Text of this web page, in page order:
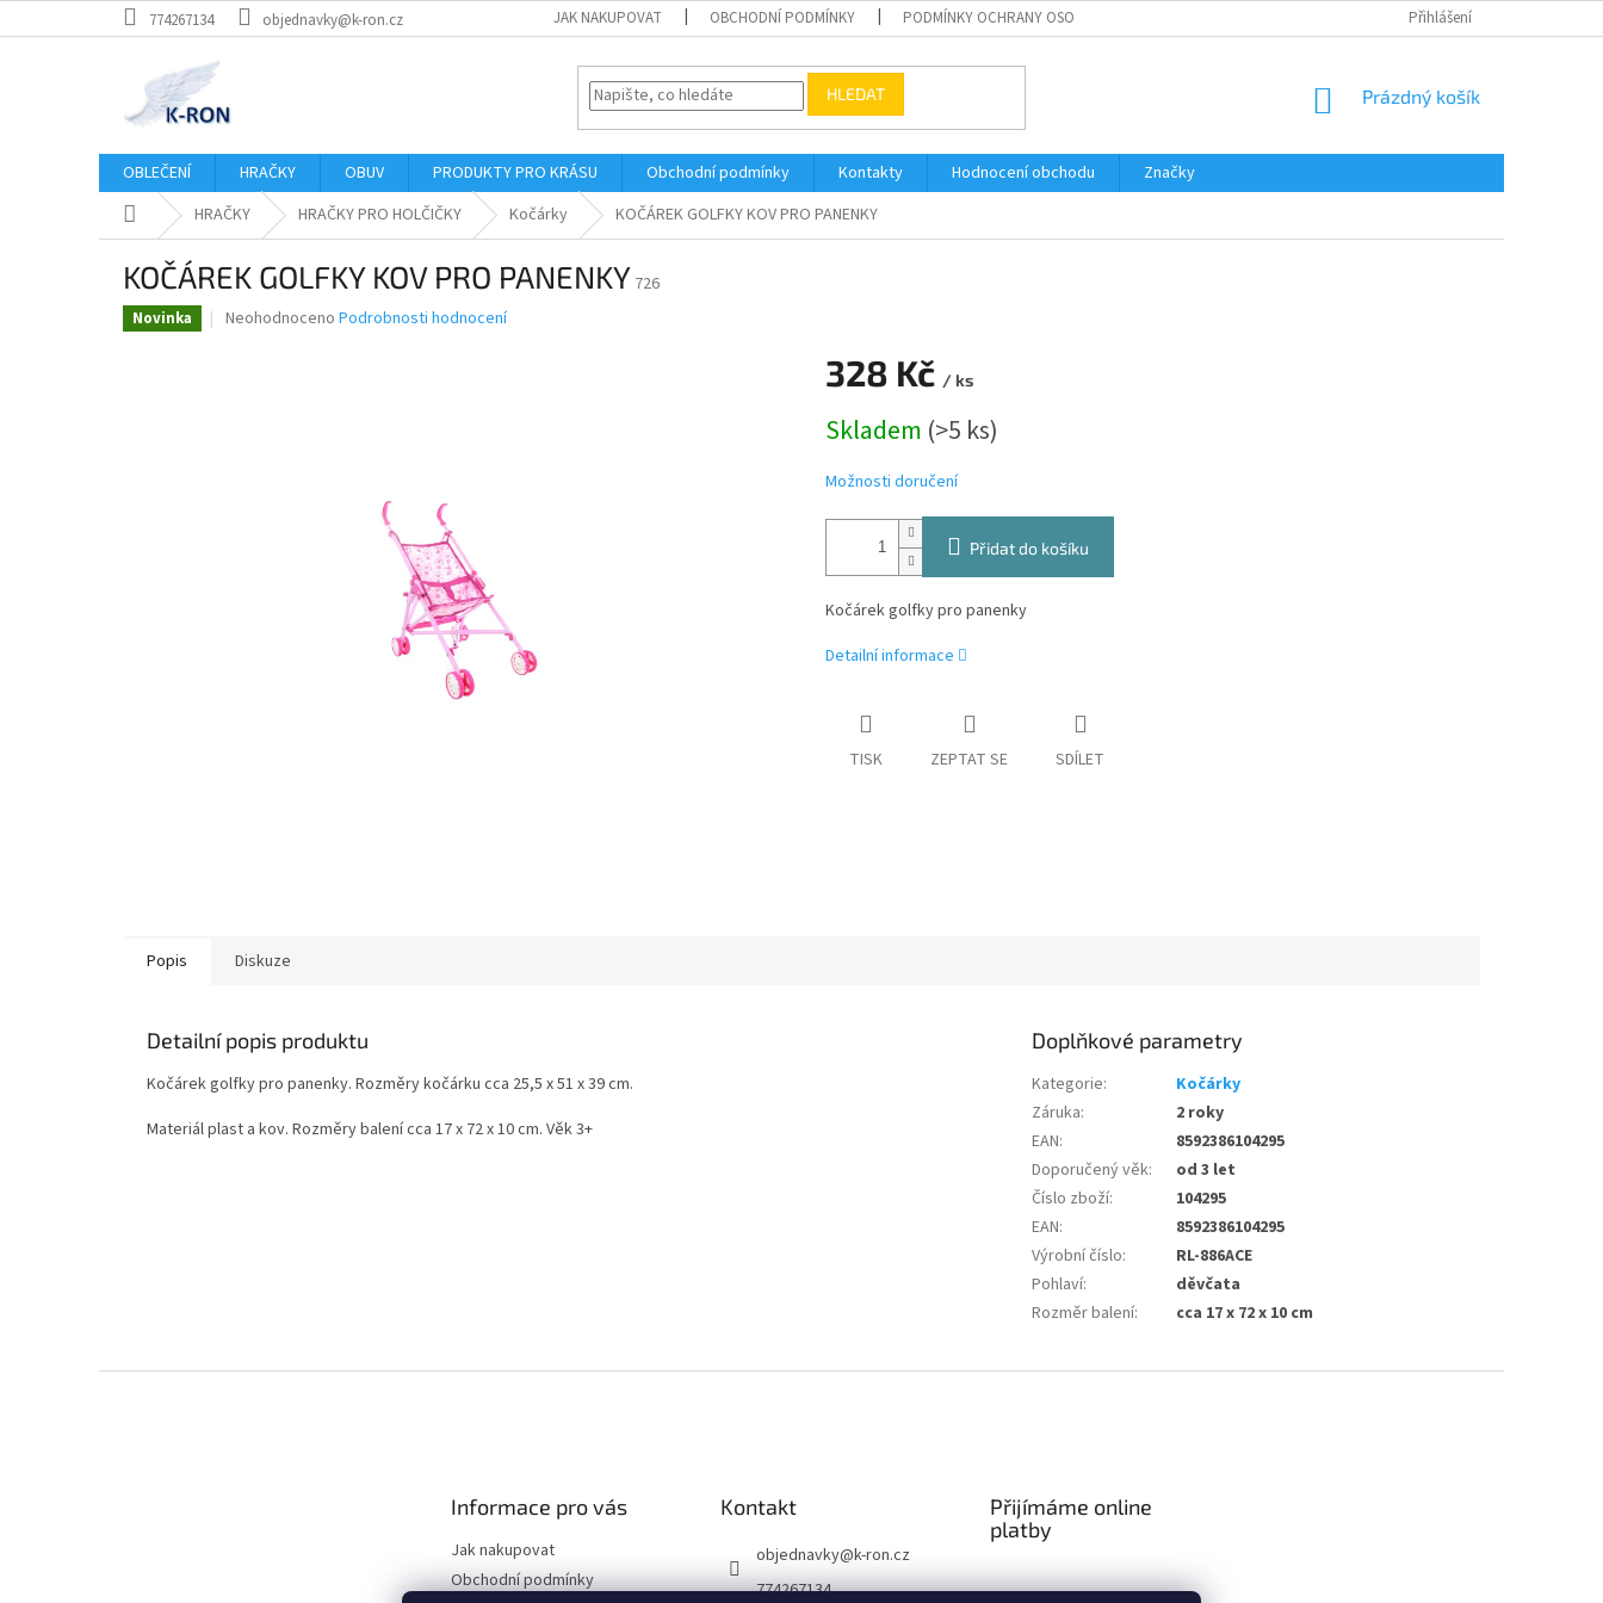
na
774267134 objednavky@k-ron.cz JAK NAKUPOVAT OBCHODNÍ PODMÍNKY PODMÍNKY OCHRANY OSOBNÍCH ÚDAJŮ Přihlášení
HLEDAT
NÁKUPNÍ
Prázdný košík
OBLEČENÍ HRAČKY OBUV PRODUKTY PRO KRÁSU Obchodní podmínky Kontakty Hodnocení obchodu
Značky
Domů HRAČKY HRAČKY PRO HOLČIČKY Kočárky KOČÁREK GOLFKY KOV PRO PANENKY
KOČÁREK GOLFKY KOV PRO PANENKY 726
Novinka
Průměrné
Neohodnoceno Podrobnosti hodnocení
328 Kč / ks
cena:
Skladem (>5 ks)
Možnosti doručení
Přidat do košíku
Kočárek golfky pro panenky
Detailní informace
TISK ZEPTAT SE SDÍLET
Popis Diskuze
Detailní popis produktu
Kočárek golfky pro panenky. Rozměry kočárku cca 25,5 x 51 x 39 cm.
Materiál plast a kov. Rozměry balení cca 17 x 72 x 10 cm. Věk 3+
Doplňkové parametry
Kategorie:
Kočárky
Záruka:
2 roky
EAN:
8592386104295
Doporučený věk:
od 3 let
Číslo zboží:
104295
EAN:
8592386104295
Výrobní číslo:
RL-886ACE
Pohlaví:
děvčata
Rozměr balení: cca 17 x 72 x 10 cm
Informace pro vás
Jak nakupovat
Obchodní podmínky
Kontakt
objednavky@k-ron.cz
774267134
Přijímáme online
platby